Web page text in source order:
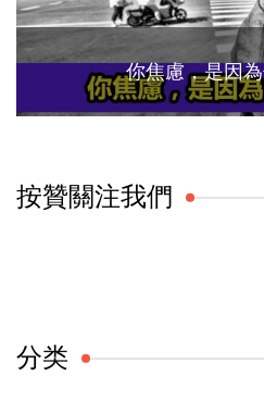
你焦慮，是因
按贊關注我們
分类